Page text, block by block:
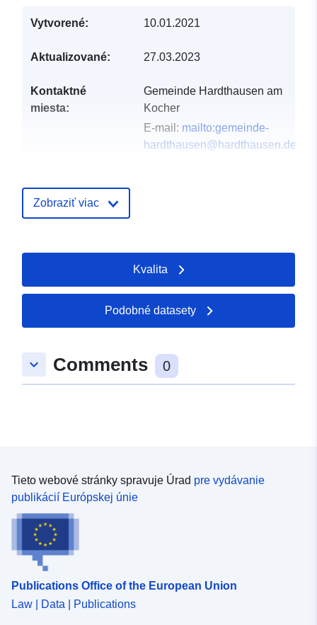
Vytvorené: 10.01.2021
Aktualizované: 27.03.2023
Kontaktné
miesta:
Gemeinde Hardthausen am
Kocher
E-mail: mailto:gemeinde-
hardthausen@hardthausen.de
záznam:
Pridané k údajom.europa.eu:
2026
Aktualizované na základe
25 July 2026
Zemepisné
pokrytie:
Súradnice:
49.2672283 ], [ 9.395271,
uriRef:
Zobraziť viac
Kvalita
Podobné datasety
keyboard_arrow_down Comments 0
Tieto webové stránky spravuje Úrad pre vydávanie
publikácií Európskej únie
Publications Office of the European Union
Law | Data | Publications